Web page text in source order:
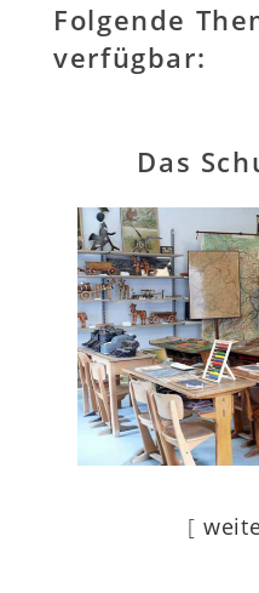
Folgende
verfügbar:
Das
[